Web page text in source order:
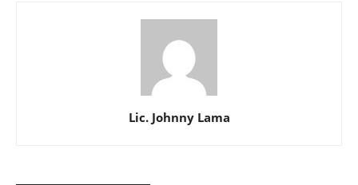
Lic. Johnny Lama